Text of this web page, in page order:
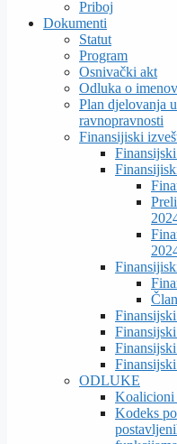
Priboj
Dokumenti
Statut
Program
Osnivački akt
Odluka o
Plan djelovanja
ravnopravnosti
Finansijiski
ODLUKE
Koalicioni
Kodeks